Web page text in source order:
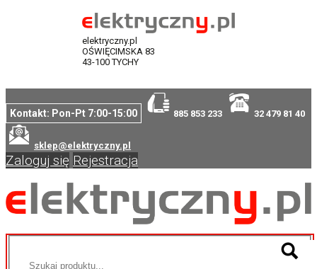
elektryczny.pl
OŚWIĘCIMSKA 83
43-100 TYCHY
Kontakt: Pon-Pt 7:00-15:00 885 853 233 32 479 81 40
sklep@elektryczny.pl
Zaloguj się Rejestracja